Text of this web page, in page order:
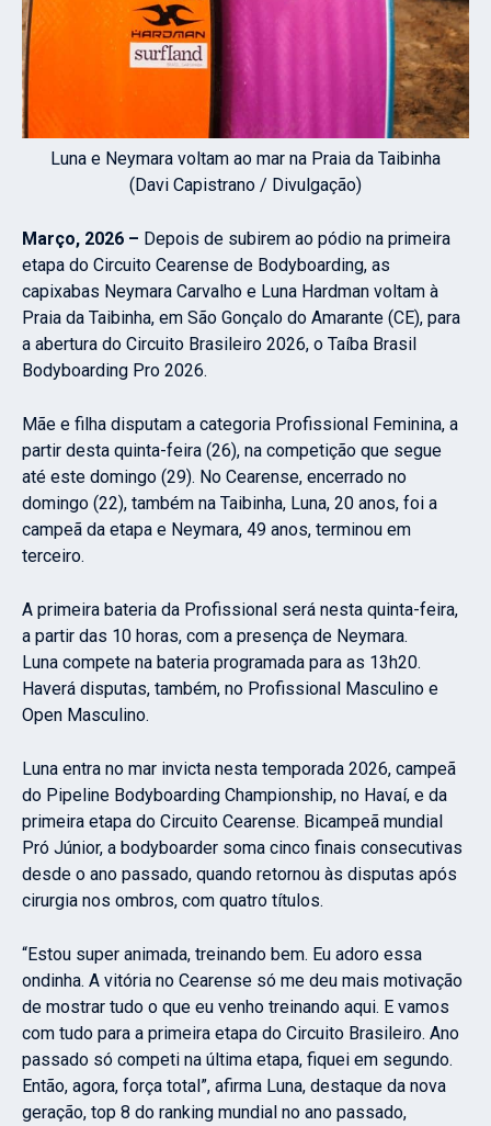
Luna e Neymara voltam ao mar na Praia da Taibinha
(Davi Capistrano / Divulgação)
Março, 2026 – Depois de subirem ao pódio na primeira
etapa do Circuito Cearense de Bodyboarding, as
capixabas Neymara Carvalho e Luna Hardman voltam à
Praia da Taibinha, em São Gonçalo do Amarante (CE), para
a abertura do Circuito Brasileiro 2026, o Taíba Brasil
Bodyboarding Pro 2026.
Mãe e filha disputam a categoria Profissional Feminina, a
partir desta quinta-feira (26), na competição que segue
até este domingo (29). No Cearense, encerrado no
domingo (22), também na Taibinha, Luna, 20 anos, foi a
campeã da etapa e Neymara, 49 anos, terminou em
terceiro.
A primeira bateria da Profissional será nesta quinta-feira,
a partir das 10 horas, com a presença de Neymara.
Luna compete na bateria programada para as 13h20.
Haverá disputas, também, no Profissional Masculino e
Open Masculino.
Luna entra no mar invicta nesta temporada 2026, campeã
do Pipeline Bodyboarding Championship, no Havaí, e da
primeira etapa do Circuito Cearense. Bicampeã mundial
Pró Júnior, a bodyboarder soma cinco finais consecutivas
desde o ano passado, quando retornou às disputas após
cirurgia nos ombros, com quatro títulos.
“Estou super animada, treinando bem. Eu adoro essa
ondinha. A vitória no Cearense só me deu mais motivação
de mostrar tudo o que eu venho treinando aqui. E vamos
com tudo para a primeira etapa do Circuito Brasileiro. Ano
passado só competi na última etapa, fiquei em segundo.
Então, agora, força total”, afirma Luna, destaque da nova
geração, top 8 do ranking mundial no ano passado,